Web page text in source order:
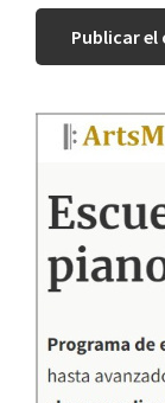
Barra
principal